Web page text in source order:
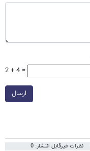
2 + 4 =
ارسال
نظرات غیرقابل انتشار: 0